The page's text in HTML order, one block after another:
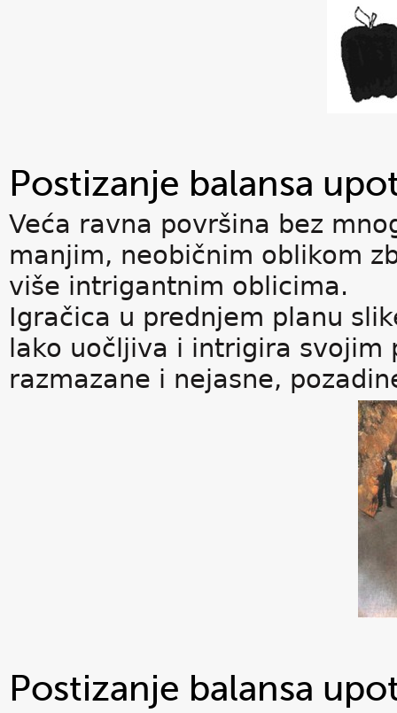
Postizanje balansa
Veća ravna površina bez
manjim, neobičnim oblikom
više intrigantnim oblicima.
Igračica u prednjem planu
lako uočljiva i intrigira
razmazane i nejasne,
Postizanje balansa